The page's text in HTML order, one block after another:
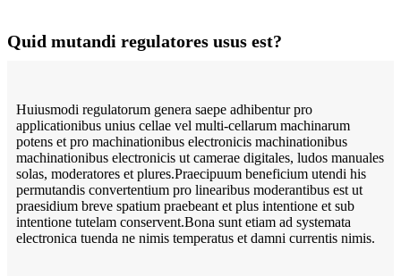
Quid mutandi regulatores usus est?
Huiusmodi regulatorum genera saepe adhibentur pro
applicationibus unius cellae vel multi-cellarum machinarum
potens et pro machinationibus electronicis machinationibus
machinationibus electronicis ut camerae digitales, ludos manuales
solas, moderatores et plures.Praecipuum beneficium utendi his
permutandis convertentium pro linearibus moderantibus est ut
praesidium breve spatium praebeant et plus intentione et sub
intentione tutelam conservent.Bona sunt etiam ad systemata
electronica tuenda ne nimis temperatus et damni currentis nimis.